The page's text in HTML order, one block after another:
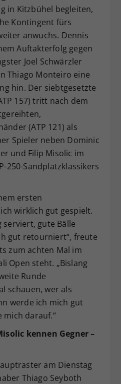
in Kitzbühel begleiten,
Kontingent fürs
anwuchs. Dennis
Auftakterfolg gegen
Joel Schwärzler
Thiago Monteiro eine
hin. Der siebtgesetzte
157) tritt nach dem
(ATP 121) als
Spieler neben Dominic
und Filip Misolic im
250-Sandplatzklassikers
ersten
wirklich gut gespielt.
serviert, gute Bälle
gut retourniert“, freute
zum achten Mal im
Open steht. „Bislang
Runde
schauen, wer als
werde ich mich gut
mich darauf.“
kennen Gegner –
am Dienstag
Thiago Seyboth
speichert Ihre Consent-
Unter anderem eine
ID, für die
Speicherung Ihrer
Einstellungen, falls der
Betreiber dies eingestellt